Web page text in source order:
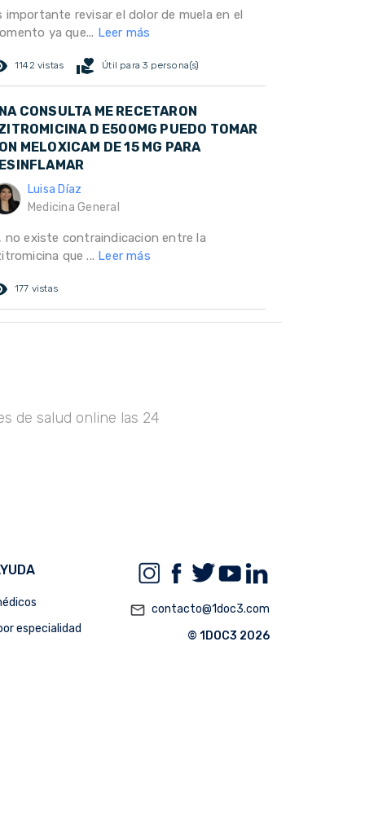
importante revisar el dolor de muela en el
ya que... Leer más
1142 vistas volunteer_activism Útil para 3 persona(s)
CONSULTA ME RECETARON
D E500MG PUEDO TOMAR
MELOXICAM DE 15 MG PARA
Luisa Díaz
Medicina General
no existe contraindicacion entre la
que ... Leer más
177 vistas
de salud online las 24
especialidad
mail_outline contacto@1doc3.com
© 1DOC3 2026